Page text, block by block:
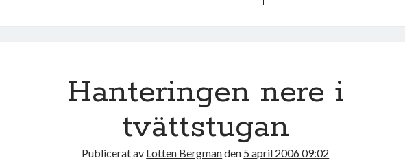
Hanteringen nere i
tvättstugan
Publicerat av Lotten Bergmanden 5 april 2006 09:02